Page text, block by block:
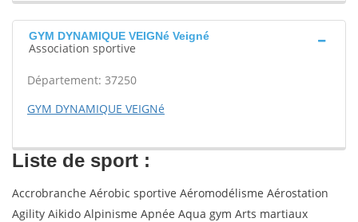
GYM DYNAMIQUE VEIGNé Veigné
Association sportive
Département: 37250
GYM DYNAMIQUE VEIGNé
Liste de sport :
Accrobranche Aérobic sportive Aéromodélisme Aérostation
Agility Aikido Alpinisme Apnée Aqua gym Arts martiaux